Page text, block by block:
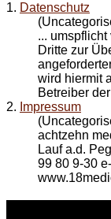
1. Datenschutz
...
Dritte zur
wird hiermit
Betreiber
2. Impressum
achtzehn
Lauf a.d.
99 80 9-30